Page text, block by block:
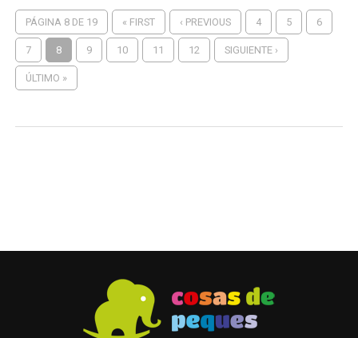
PÁGINA 8 DE 19 « FIRST ‹ PREVIOUS 4 5 6
7 8 9 10 11 12 SIGUIENTE ›
ÚLTIMO »